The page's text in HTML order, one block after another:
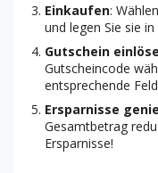
Einkaufen:
und legen Sie sie
Gutschein
Gutscheincode
entsprechende
Ersparnisse
Gesamtbetrag
Ersparnisse!